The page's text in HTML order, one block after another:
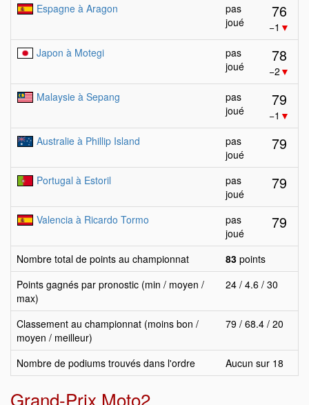
Espagne à Aragon
pas
joué
76
−1 ▼
Japon à Motegi
pas
joué
78
−2 ▼
Malaysie à Sepang
pas
joué
79
−1 ▼
Australie à Phillip Island
pas
joué
79
Portugal à Estoril
pas
joué
79
Valencia à Ricardo Tormo
pas
joué
79
Nombre total de points au championnat 83 points
Points gagnés par pronostic (min / moyen /
max)
24 / 4.6 / 30
Classement au championnat (moins bon /
moyen / meilleur)
79 / 68.4 / 20
Nombre de podiums trouvés dans l'ordre Aucun sur 18
Grand-Prix Moto2